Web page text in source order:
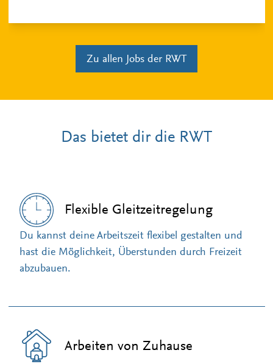
Zu allen Jobs der RWT
Das bietet dir die RWT
Flexible Gleitzeitregelung
Du kannst deine Arbeitszeit flexibel gestalten und
hast die Möglichkeit, Überstunden durch Freizeit
abzubauen.
Arbeiten von Zuhause